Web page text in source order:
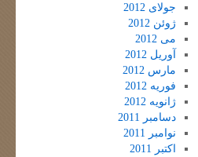
جولای 2012
ژوئن 2012
می 2012
آوریل 2012
مارس 2012
فوریه 2012
ژانویه 2012
دسامبر 2011
نوامبر 2011
اکتبر 2011